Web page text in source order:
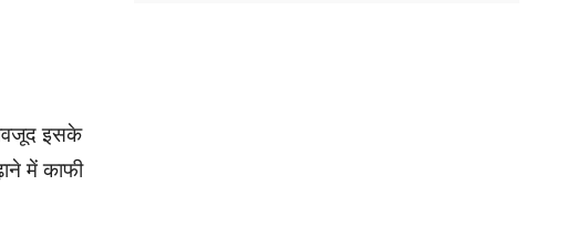
इसके
में काफी